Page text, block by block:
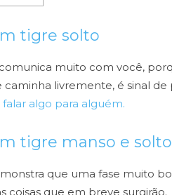
tigre solto
muito com você,
caminha livremente, é sinal de
algo para alguém.
tigre manso e solto
que uma fase muito
coisas que em breve surgirão.